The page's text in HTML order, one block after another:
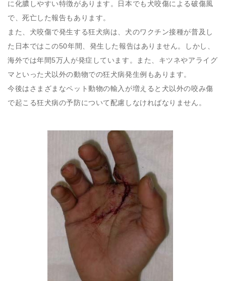
に化膿しやすい特徴があります。日本でも犬咬傷による破傷風
で、死亡した報告もあります。
また、犬咬傷で発生する狂犬病は、犬のワクチン接種が普及し
た日本ではこの50年間、発生した報告はありません。しかし、
海外では年間5万人が発症しています。また、キツネやアライグ
マといった犬以外の動物での狂犬病発生例もあります。
今後はさまざまなペット動物の輸入が増えると犬以外の咬み傷
で起こる狂犬病の予防について配慮しなければなりません。